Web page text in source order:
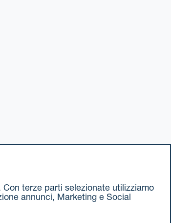
terze parti selezionate utilizziamo
annunci, Marketing e Social